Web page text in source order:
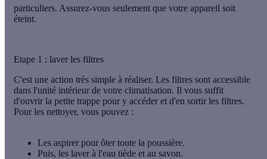
particuliers. Assurez-vous seulement que votre appareil soit
éteint.
Etape 1 : laver les filtres
C'est une action très simple à réaliser. Les filtres sont accessible
dans l'unité intérieur de votre climatisation. Il vous suffit
d'ouvrir la petite trappe pour y accéder et d'en sortir les filtres.
Pour les nettoyer, vous pouvez :
Les aspirer pour ôter toute la poussière.
Puis, les laver à l'eau tiède et au savon.